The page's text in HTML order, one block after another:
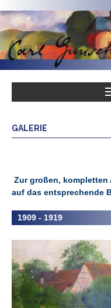
GALERIE
Zur großen,
auf das entsprechende
1909 - 1919